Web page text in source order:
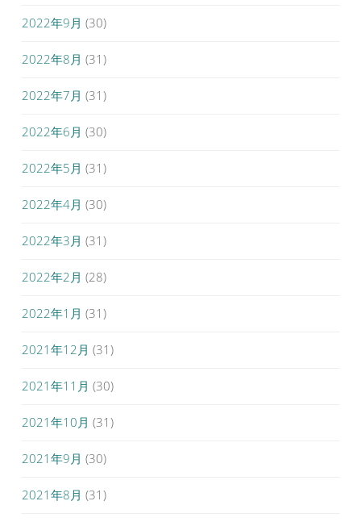
2022年9月 (30)
2022年8月 (31)
2022年7月 (31)
2022年6月 (30)
2022年5月 (31)
2022年4月 (30)
2022年3月 (31)
2022年2月 (28)
2022年1月 (31)
2021年12月 (31)
2021年11月 (30)
2021年10月 (31)
2021年9月 (30)
2021年8月 (31)